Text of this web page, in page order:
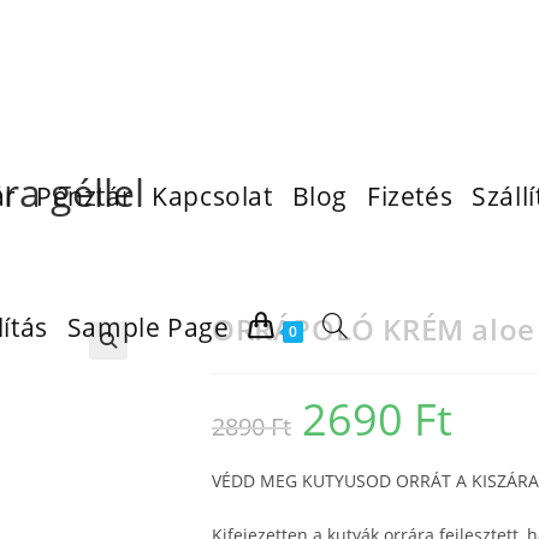
Pénztár Kapcsolat Blog Fizetés
Sample Page 0
géllel
ORRÁPOLÓ KRÉM
2890Ft 2690 Ft
VÉDD MEG KUTYUSOD ORRÁT A